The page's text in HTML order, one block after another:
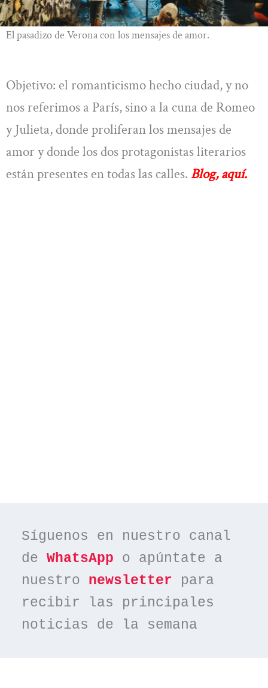
El pasadizo de Verona con los mensajes de amor.
Objetivo: el romanticismo hecho ciudad, y no
nos referimos a París, sino a la cuna de Romeo
y Julieta, donde proliferan los mensajes de
amor y donde los dos protagonistas literarios
están presentes en todas las calles. Blog, aquí.
Síguenos en nuestro canal
de WhatsApp o apúntate a
nuestro newsletter para
recibir las principales
noticias de la semana